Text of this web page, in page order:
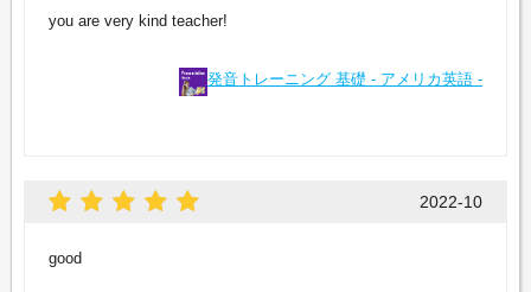
you are very kind teacher!
発音トレーニング 基礎 - アメリカ英語 -
2022-10
good